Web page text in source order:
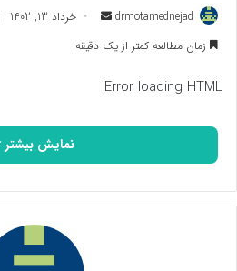
drmotamednejad
ارسال خرداد 13, 1402
زمان مطالعه کمتر از یک دقیقه
Error loading HTML
نمایش بیشتر